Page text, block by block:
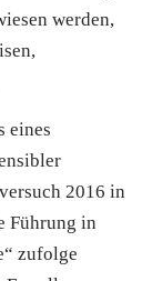
werden,
eines
2016 in
Führung in
zufolge